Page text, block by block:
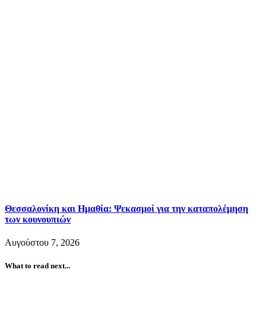
Θεσσαλονίκη και Ημαθία: Ψεκασμοί για την καταπολέμηση
των κουνουπιών
Αυγούστου 7, 2026
What to read next...